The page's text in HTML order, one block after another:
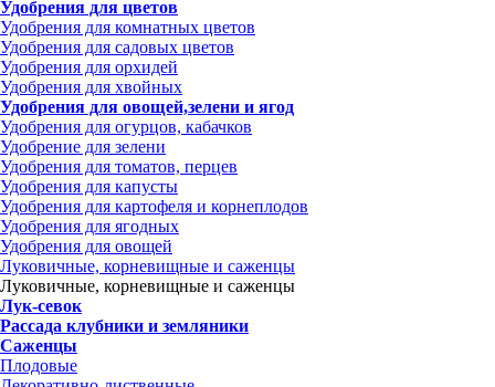
Удобрения для цветов
Удобрения для комнатных цветов
Удобрения для садовых цветов
Удобрения для орхидей
Удобрения для хвойных
Удобрения для овощей,зелени и ягод
Удобрения для огурцов, кабачков
Удобрение для зелени
Удобрения для томатов, перцев
Удобрения для капусты
Удобрения для картофеля и корнеплодов
Удобрения для ягодных
Удобрения для овощей
Луковичные, корневищные и саженцы
Луковичные, корневищные и саженцы
Лук-севок
Рассада клубники и земляники
Саженцы
Плодовые